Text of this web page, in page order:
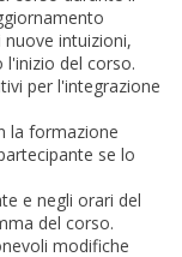
intuizioni,
del corso.
per l'integrazione
la formazione
se lo
e negli orari del
del corso.
modifiche